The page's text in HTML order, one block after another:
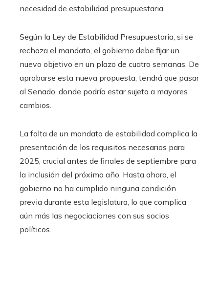
necesidad de estabilidad presupuestaria.
Según la Ley de Estabilidad Presupuestaria, si se
rechaza el mandato, el gobierno debe fijar un
nuevo objetivo en un plazo de cuatro semanas. De
aprobarse esta nueva propuesta, tendrá que pasar
al Senado, donde podría estar sujeta a mayores
cambios.
La falta de un mandato de estabilidad complica la
presentación de los requisitos necesarios para
2025, crucial antes de finales de septiembre para
la inclusión del próximo año. Hasta ahora, el
gobierno no ha cumplido ninguna condición
previa durante esta legislatura, lo que complica
aún más las negociaciones con sus socios
políticos.